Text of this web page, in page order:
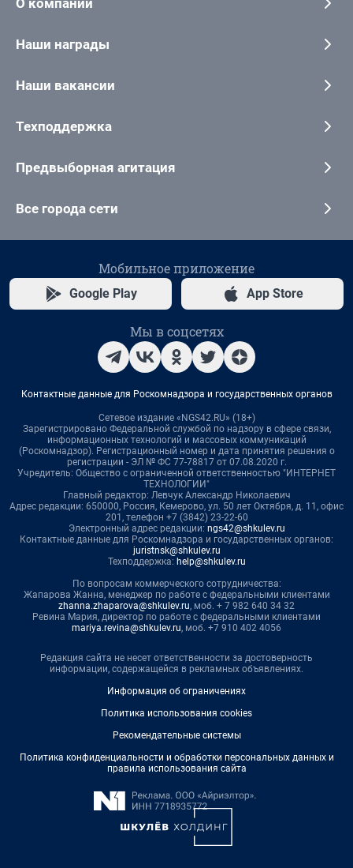
О компании
Наши награды
Наши вакансии
Техподдержка
Предвыборная агитация
Все города сети
Мобильное приложение
Google Play App Store
Мы в соцсетях
Контактные данные для Роскомнадзора и государственных органов
Сетевое издание «NGS42.RU» (18+)
Зарегистрировано Федеральной службой по надзору в сфере связи,
информационных технологий и массовых коммуникаций
(Роскомнадзор). Регистрационный номер и дата принятия решения о
регистрации - ЭЛ № ФС 77-78817 от 07.08.2020 г.
Учредитель: Общество с ограниченной ответственностью "ИНТЕРНЕТ
ТЕХНОЛОГИИ"
Главный редактор: Левчук Александр Николаевич
Адрес редакции: 650000, Россия, Кемерово, ул. 50 лет Октября, д. 11, офис
201, телефон +7 (3842) 23-22-60
Электронный адрес редакции: ngs42@shkulev.ru
Контактные данные для Роскомнадзора и государственных органов:
juristnsk@shkulev.ru
Техподдержка: help@shkulev.ru
По вопросам коммерческого сотрудничества:
Жапарова Жанна, менеджер по работе с федеральными клиентами
zhanna.zhaparova@shkulev.ru, моб. + 7 982 640 34 32
Ревина Мария, директор по работе с федеральными клиентами
mariya.revina@shkulev.ru, моб. +7 910 402 4056
Редакция сайта не несет ответственности за достоверность
информации, содержащейся в рекламных объявлениях.
Информация об ограничениях
Политика использования cookies
Рекомендательные системы
Политика конфиденциальности и обработки персональных данных и
правила использования сайта